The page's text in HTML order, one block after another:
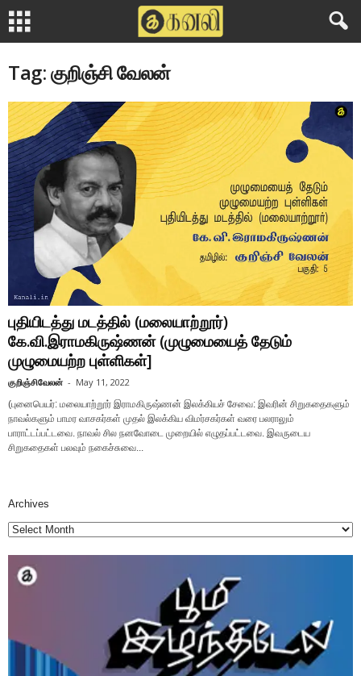
Tag: குறிஞ்சி வேலன்
புதியிடத்து மடத்தில் (மலையாற்றூர்)
கே.வி.இராமகிருஷ்ணன் (முழுமையைத் தேடும்
முழுமையற்ற புள்ளிகள்]
குறிஞ்சிவேலன் - May 11, 2022
(புனைபெயர்: மலையாற்றூர் இராமகிருஷ்ணன் இலக்கியச் சேவை: இவரின் சிறுகதைகளும்
நாவல்களும் பாமர வாசகர்கள் முதல் இலக்கிய விமர்சகர்கள் வரை பலராலும்
பாராட்டப்பட்டவை. நாவல் சில நனவோடை முறையில் எழுதப்பட்டவை. இவருடைய
சிறுகதைகள் பலவும் நகைச்சுவை...
Archives